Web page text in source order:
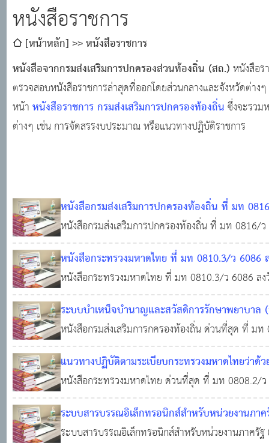
หนังสือราชการ
[หน้าหลัก]
หนังสือราชการ
หนังสือจากกรมส่งเสริมการปกครองส่วนท้องถิ่น (สถ.)หนังสือร
ตรวจสอบหนังสือราชการล่าสุดที่ออกโดยส่วนกลางและจังหวัดต่าง
หน้าหนังสือราชการ กรมส่งเสริมการปกครองท้องถิ่นซึ่งจะรว
ต่างๆ เช่น การจัดสรรงบประมาณ หรือแนวทางปฏิบัติราชการ
หนังสือกรมส่งเสริมการปกครองท้องถิ่น ที่ มท
การขออนุมัติยกเว้นตามระเบียบกระทรวงการคลัง
รัฐ พ.ศ. 2560 ข้อ 207
04 ต.ค. 2565 0
หนังสือกรมส่งเสริมการปกครองท้องถิ่น ที่ มท 0816/
อนุมัติยกเว้นตามระเบียบกระทรวงการคลังว่าด้วยก
2560 ข้อ 207 กรณีองค์กรปกครองส่วนท้องถิ่นจัดซื้อ
หนังสือกระทรวงมหาดไทย ที่ มท 0810.3/ว
แนวทางปฏิบัติการใช้แผนพัฒนาท้องถิ่นขององค์ก
สาธารณะหรือกิจกรรมสาธารณะ
22 ก.ย. 2565
หนังสือกระทรวงมหาดไทย ที่ มท 0810.3/ว 6086 ล
ปฏิบัติการใช้แผนพัฒนาท้องถิ่นขององค์กรปกครองส่ว
สาธารณะ หนังสือที่อ้างถึง 1. ระเบียบกระทรวงมหา
ระบบบำเหน็จบำนาญและสวัสดิการรักษาพยาบาล
0 7,413
หนังสือกรมส่งเสริมการกครองท้องถิ่น ด่วนที่สุด ที่ ม
ระบบบำเหน็จบำนาญและสวัสดิการรักษาพยาบาล (ร
แนวทางปฏิบัติตามระเบียบกระทรวงมหาดไทยว่า
26 ม.ค. 2565 0 24,812
หนังสือกระทรวงมหาดไทย ด่วนที่สุด ที่ มท 0808.2/
ปฏิบัติตามระเบียบกระทรวงมหาดไทยว่าด้วยเงินอุด
และที่แก้ไขเพิ่มเติมถึง (ฉบับที่ 2) พ.ศ. 2563 -ระเบีย
ระบบสารบรรณอิเล็กทรอนิกส์สำหรับหน่วยงานภา
9,685
ระบบสารบรรณอิเล็กทรอนิกส์สำหรับหน่วยงานภาครัฐ